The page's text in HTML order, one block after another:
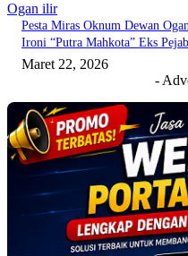
Ogan ilir
Pesta Miras Oknum Dewan
Ironi “Putra Mahkota” Eks
Maret 22, 2026
-